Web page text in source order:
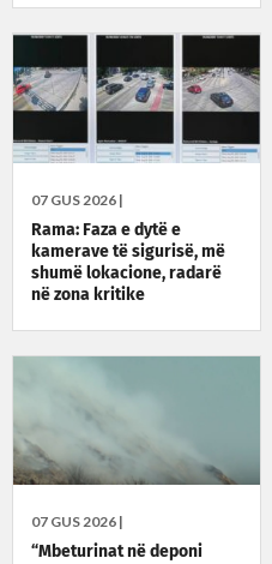
07 GUS 2026 |
Rama: Faza e dytë e
kamerave të sigurisë, më
shumë lokacione, radarë
në zona kritike
07 GUS 2026 |
“Mbeturinat në deponi